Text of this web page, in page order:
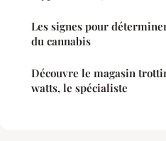
Les signes pour
du cannabis
Découvre le magasin
watts, le spécialiste